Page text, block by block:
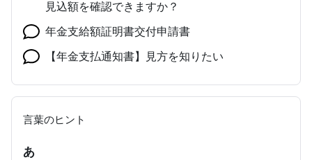
見込額を確認できますか？
年金支給額証明書交付申請書
【年金支払通知書】見方を知りたい
言葉のヒント
あ